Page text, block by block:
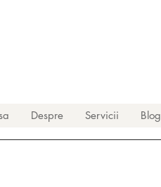
Despre Servicii Blog